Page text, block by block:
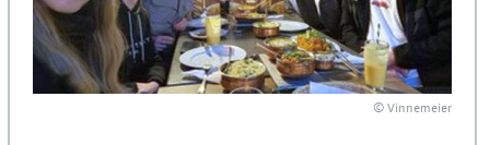
© Vinnemeier